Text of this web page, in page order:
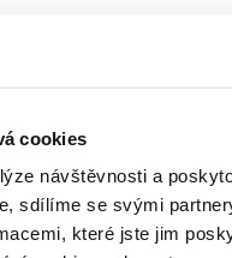
cookies
návštěvnosti a
sdílíme se svými
které jste jim